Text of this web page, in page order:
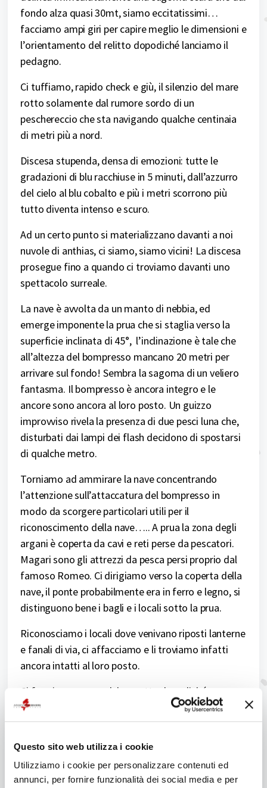
Questo sito web utilizza i cookie
Utilizziamo i cookie per personalizzare contenuti ed
annunci, per fornire funzionalità dei social media e per
fondo alza quasi 30mt, siamo eccitatissimi…
facciamo ampi giri per capire meglio le dimensioni e
l’orientamento del relitto dopodiché lanciamo il
pedagno.
Ci tuffiamo, rapido check e giù, il silenzio del mare
rotto solamente dal rumore sordo di un
peschereccio che sta navigando qualche centinaia
di metri più a nord.
Discesa stupenda, densa di emozioni: tutte le
gradazioni di blu racchiuse in 5 minuti, dall’azzurro
del cielo al blu cobalto e più i metri scorrono più
tutto diventa intenso e scuro.
Ad un certo punto si materializzano davanti a noi
nuvole di anthias, ci siamo, siamo vicini! La discesa
prosegue fino a quando ci troviamo davanti uno
spettacolo surreale.
La nave è avvolta da un manto di nebbia, ed
emerge imponente la prua che si staglia verso la
superficie inclinata di 45°, l’inclinazione è tale che
all’altezza del bompresso mancano 20 metri per
arrivare sul fondo! Sembra la sagoma di un veliero
fantasma. Il bompresso è ancora integro e le
ancore sono ancora al loro posto. Un guizzo
improvviso rivela la presenza di due pesci luna che,
disturbati dai lampi dei flash decidono di spostarsi
di qualche metro.
Torniamo ad ammirare la nave concentrando
l’attenzione sull’attaccatura del bompresso in
modo da scorgere particolari utili per il
riconoscimento della nave….. A prua la zona degli
argani è coperta da cavi e reti perse da pescatori.
Magari sono gli attrezzi da pesca persi proprio dal
famoso Romeo. Ci dirigiamo verso la coperta della
nave, il ponte probabilmente era in ferro e legno, si
distinguono bene i bagli e i locali sotto la prua.
Riconosciamo i locali dove venivano riposti lanterne
e fanali di via, ci affacciamo e li troviamo infatti
ancora intatti al loro posto.
Ci fermiamo per qualche scatto dopodiché
decidiamo di esplorare il resto della nave ma nello
scendere, avvicinandoci verso il fondale la visibilità
caro MisterX ci vediamo alla prossima puntata.